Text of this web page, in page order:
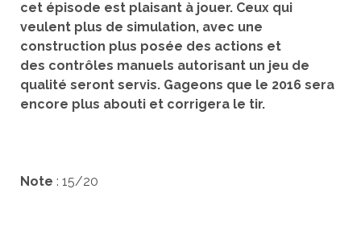
cet épisode est plaisant à jouer. Ceux qui
veulent plus de simulation, avec une
construction plus posée des actions et
des contrôles manuels autorisant un jeu de
qualité seront servis. Gageons que le 2016 sera
encore plus abouti et corrigera le tir.
Note : 15/20